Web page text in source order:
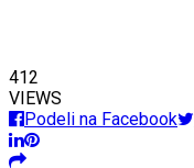
412
VIEWS
Podeli na Facebook